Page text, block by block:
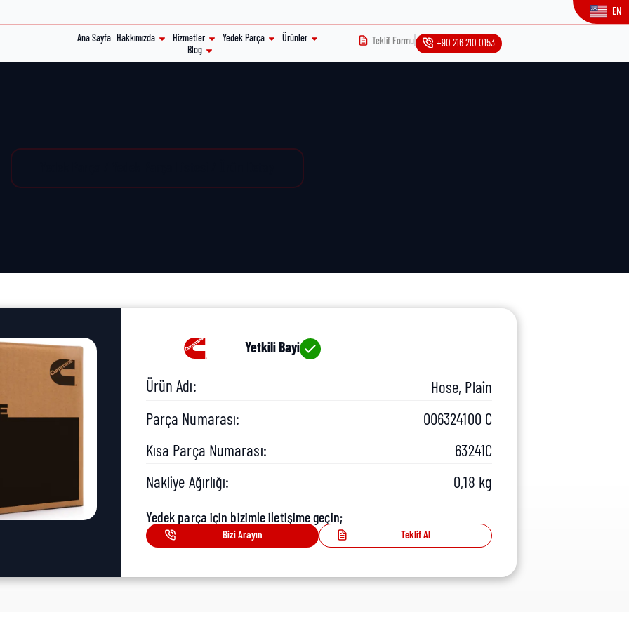
EN
Ana Sayfa Hakkımızda Hizmetler Yedek Parça
Ürünler
Blog
Teklif Formu +90 216 210 0153
Yetkili Bayi
Ürün Adı:
Hose, Plain
Parça Numarası:
006324100 C
Kısa Parça Numarası:
63241C
Nakliye Ağırlığı:
0,18 kg
Yedek parça için bizimle iletişime geçin;
Bizi Arayın Teklif Al